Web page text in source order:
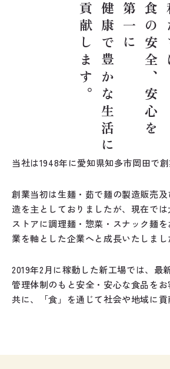
食の安全、安心を
第一に
健康で豊かな生活に
貢献します。
当社は1948年に愛知県知多市岡田で創
創業当初は生麺・茹で麺の製造販売
造を主としておりましたが、 現在で
ストアに調理麺・惣菜・スナック麺を
業を軸とした企業へと成長いたしまし
2019年2月に稼動した新工場では、 最
管理体制のもと安全・安心な食品を
共に、
「食」を通じて社会や地域に